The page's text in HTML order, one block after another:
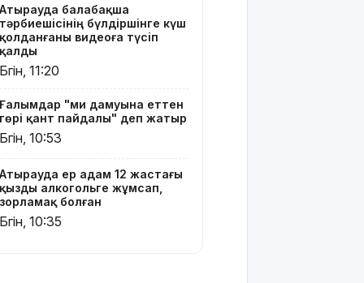
Испанияның
Сеута
қаласына
өтуге
100-ге жуық
мигрант
қаза тапты
14
қыркүйектен
бастап
тұрғын үй
Атырауда балабақша
тәрбиешісінің бүлдіршінге күш
қолданғаны видеоға түсіп
қалды
Бүгін, 11:20
Ғалымдар "ми дамуына еттен
гөрі қант пайдалы" деп жатыр
Бүгін, 10:53
Атырауда ер адам 12 жастағы
қызды алкогольге жұмсап,
зорламақ болған
Бүгін, 10:35